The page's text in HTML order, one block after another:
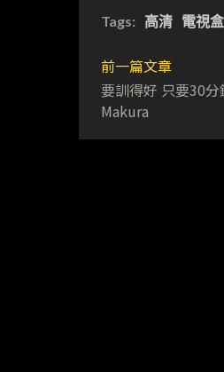
Tags: 高清 電視盒
前一篇文章
要訓得好 只要30
Makura